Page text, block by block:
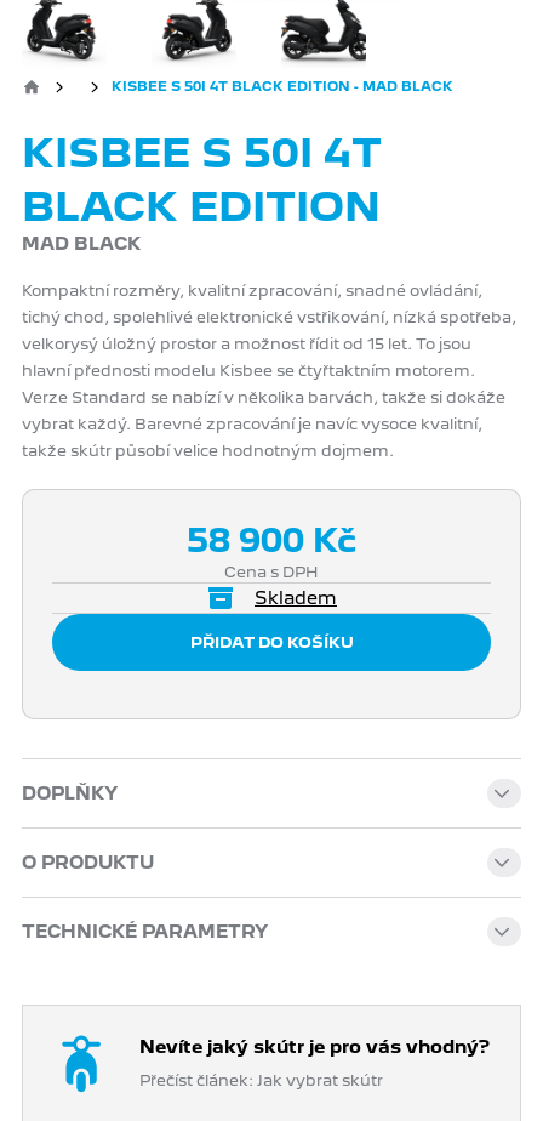
KISBEE S 50I 4T BLACK EDITION - MAD BLACK
KISBEE S 50I 4T
BLACK EDITION
MAD BLACK
Kompaktní rozměry, kvalitní zpracování, snadné ovládání,
tichý chod, spolehlivé elektronické vstřikování, nízká spotřeba,
velkorysý úložný prostor a možnost řídit od 15 let. To jsou
hlavní přednosti modelu Kisbee se čtyřtaktním motorem.
Verze Standard se nabízí v několika barvách, takže si dokáže
vybrat každý. Barevné zpracování je navíc vysoce kvalitní,
takže skútr působí velice hodnotným dojmem.
58 900 Kč
Cena s DPH
Skladem
DOPLŇKY
O PRODUKTU
TECHNICKÉ PARAMETRY
Nevíte jaký skútr je pro vás vhodný?
Přečíst článek: Jak vybrat skútr